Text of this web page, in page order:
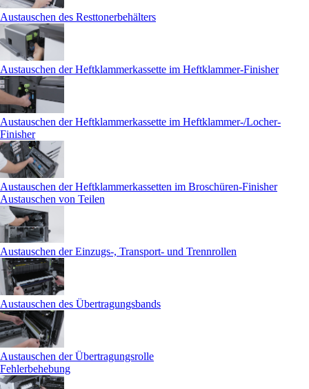
Austauschen des Resttonerbehälters
Austauschen der Heftklammerkassette im Heftklammer-Finisher
Austauschen der Heftklammerkassette im Heftklammer-/Locher-
Finisher
Austauschen der Heftklammerkassetten im Broschüren-Finisher
Austauschen von Teilen
Austauschen der Einzugs-, Transport- und Trennrollen
Austauschen des Übertragungsbands
Austauschen der Übertragungsrolle
Fehlerbehebung